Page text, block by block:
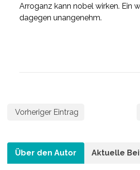
Arroganz kann nobel wirken. Ein
dagegen unangenehm.
Vorheriger Eintrag
Über den Autor Aktuelle